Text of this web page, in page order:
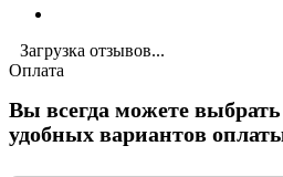
Загрузка отзывов...
Оплата
Вы всегда можете
удобных вариантов